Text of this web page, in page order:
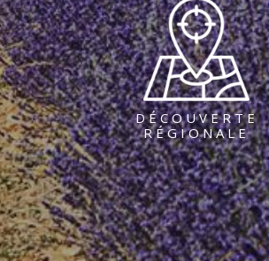
DÉCOUVERTE
RÉGIONALE